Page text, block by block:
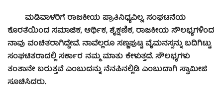
ಮಡಿವಾಳರಿಗೆ ರಾಜಕೀಯ ಪ್ರಾತಿನಿಧ್ಯವಿಲ್ಲ. ಸಂಘಟನೆಯ
ಕೊರತೆಯಿಂದ ಸಮಾಜಿಕ, ಆರ್ಥಿಕ, ಶೈಕ್ಷಣಿಕ, ರಾಜಕೀಯ ಸೌಲಭ್ಯಗಳಿಂದ
ನಾವು ವಂಚಿತರಾಗಿದ್ದೇವೆ. ನಾವೆಲ್ಲರೂ ಸಣ್ಣಪುಟ್ಟ ವೈಮನಸ್ಸನ್ನು ಬದಿಗಿಟ್ಟು
ಸಂಘಟಿತರಾದಲ್ಲಿ ಸರ್ಕಾರ ನಮ್ಮ ಮಾತು ಕೇಳುತ್ತದೆ. ಸೌಲಭ್ಯಗಳು
ತಂತಾನೇ ಬರುತ್ತವೆ ಎಂಬುದನ್ನು ನೆನಪಿನಲ್ಲಿಡಿ ಎಂಬುದಾಗಿ ಸ್ವಾಮೀಜಿ
ಸೂಚಿಸಿದರು.